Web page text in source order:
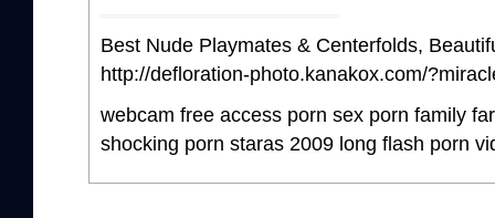
Best Nude Playmates & Centerfolds,
http://defloration-photo.kanakox.com/
webcam free access porn sex porn family
shocking porn staras 2009 long flash porn